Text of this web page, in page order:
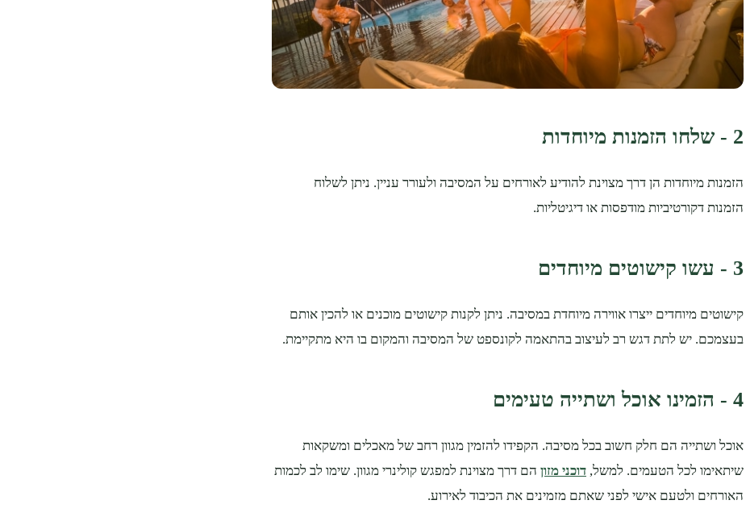
2 - שלחו הזמנות מיוחדות
הזמנות מיוחדות הן דרך מצוינת להודיע לאורחים על המסיבה ולעורר עניין. ניתן לשלוח
הזמנות דקורטיביות מודפסות או דיגיטליות.
3 - עשו קישוטים מיוחדים
קישוטים מיוחדים ייצרו אווירה מיוחדת במסיבה. ניתן לקנות קישוטים מוכנים או להכין אותם
בעצמכם. יש לתת דגש רב לעיצוב בהתאמה לקונספט של המסיבה והמקום בו היא מתקיימת.
4 - הזמינו אוכל ושתייה טעימים
אוכל ושתייה הם חלק חשוב בכל מסיבה. הקפידו להזמין מגוון רחב של מאכלים ומשקאות
שיתאימו לכל הטעמים. למשל, דוכני מזון הם דרך מצוינת למפגש קולינרי מגוון. שימו לב לכמות
האורחים ולטעם אישי לפני שאתם מזמינים את הכיבוד לאירוע.